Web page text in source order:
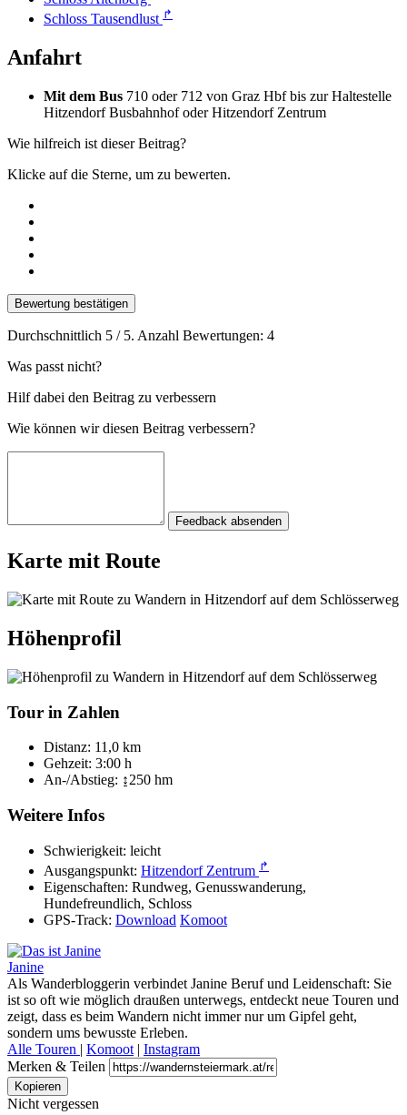
Schloss Tausendlust ↱
Anfahrt
Mit dem Bus 710 oder 712 von Graz Hbf bis zur Haltestelle
Hitzendorf Busbahnhof oder Hitzendorf Zentrum
Wie hilfreich ist dieser Beitrag?
Klicke auf die Sterne, um zu bewerten.
Bewertung bestätigen
Durchschnittlich 5 / 5. Anzahl Bewertungen: 4
Was passt nicht?
Hilf dabei den Beitrag zu verbessern
Wie können wir diesen Beitrag verbessern?
Feedback absenden
Karte mit Route
Höhenprofil
Tour in Zahlen
Distanz: 11,0 km
Gehzeit: 3:00 h
An-/Abstieg: ↨250 hm
Weitere Infos
Schwierigkeit: leicht
Ausgangspunkt: Hitzendorf Zentrum ↱
Eigenschaften: Rundweg, Genusswanderung,
Hundefreundlich, Schloss
GPS-Track: Download Komoot
Janine
Als Wanderbloggerin verbindet Janine Beruf und Leidenschaft: Sie
ist so oft wie möglich draußen unterwegs, entdeckt neue Touren und
zeigt, dass es beim Wandern nicht immer nur um Gipfel geht,
sondern ums bewusste Erleben.
Alle Touren | Komoot | Instagram
Merken & Teilen
Kopieren
Nicht vergessen